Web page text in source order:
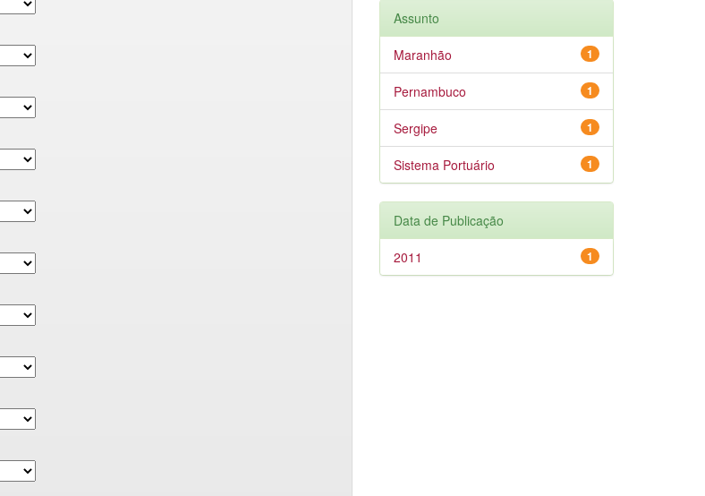
Assunto
1
Maranhão
1
Pernambuco
1
Sergipe
1
Sistema Portuário
Data de Publicação
1
2011